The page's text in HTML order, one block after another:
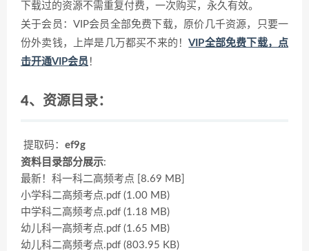
下载过的资源不需重复付费，一次购买，永久有效。
关于会员：VIP会员全部免费下载，原价几千资源，只要一
份外卖钱，上岸是几万都买不来的！VIP全部免费下载，点
击开通VIP会员 ！
4、资源目录：
提取码： ef9g
资料目录部分展示:
最新！科一科二高频考点 [8.69 MB]
小学科二高频考点.pdf (1.00 MB)
中学科二高频考点.pdf (1.18 MB)
幼儿科一高频考点.pdf (1.65 MB)
幼儿科二高频考点.pdf (803.95 KB)